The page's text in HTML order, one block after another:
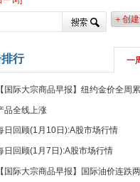
＋创
行 一
【国际大宗商品早报】纽约金价全周
品全线上涨
日回顾(1月10日):A股市场行情
日回顾(1月7日):A股市场行情
【国际大宗商品早报】国际油价连跌